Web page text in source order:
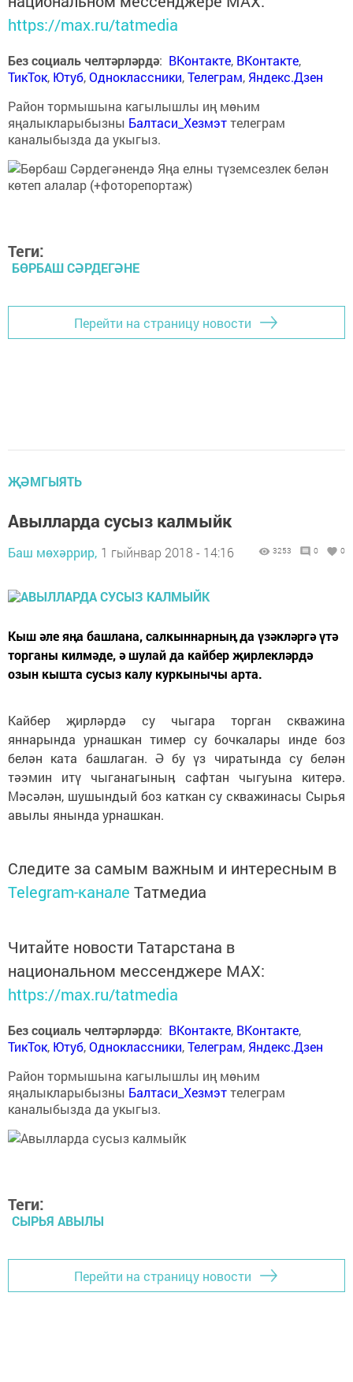
https://max.ru/tatmedia
Без социаль челтәрләрдә: ВКонтакте, ВКонтакте,
ТикТок, Ютуб,Одноклассники,Телеграм, Яндекс.Дзен
Район тормышына кагылышлы иң мөһим
яңалыкларыбызны Балтаси_Хезмэттелеграм
каналыбызда да укыгыз.
Теги:
БӨРБАШ СӘРДЕГӘНЕ
Перейти на страницу новости
ҖӘМГЫЯТЬ
Авылларда сусыз калмыйк
Баш мөхәррир, 1 гыйнвар 2018 - 14:16 3253 0 0
Кыш әле яӊа башлана, салкыннарныӊ да үзәкләргә үтә
торганы килмәде, ә шулай да кайбер җирлекләрдә
озын кышта сусыз калу куркынычы арта.
Кайбер җирләрдә су чыгара торган скважина
яннарында урнашкан тимер су бочкалары инде боз
белән ката башлаган. Ә бу үз чиратында су белән
тәэмин итү чыганагыныӊ сафтан чыгуына китерә.
Мәсәлән, шушындый боз каткан су скважинасы Сырья
авылы янында урнашкан.
Следите за самым важным и интересным в
Telegram-канале Татмедиа
Читайте новости Татарстана в
национальном мессенджере MАХ:
https://max.ru/tatmedia
Без социаль челтәрләрдә: ВКонтакте, ВКонтакте,
ТикТок, Ютуб,Одноклассники,Телеграм, Яндекс.Дзен
Район тормышына кагылышлы иң мөһим
яңалыкларыбызны Балтаси_Хезмэттелеграм
каналыбызда да укыгыз.
Теги:
СЫРЬЯ АВЫЛЫ
Перейти на страницу новости